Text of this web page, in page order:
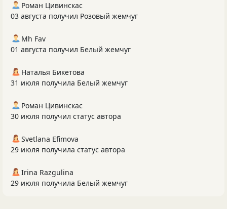
Роман Цивинскас
03 августа получил Розовый жемчуг
Mh Fav
01 августа получил Белый жемчуг
Наталья Бикетова
31 июля получила Белый жемчуг
Роман Цивинскас
30 июля получил статус автора
Svetlana Efimova
29 июля получила статус автора
Irina Razgulina
29 июля получила Белый жемчуг